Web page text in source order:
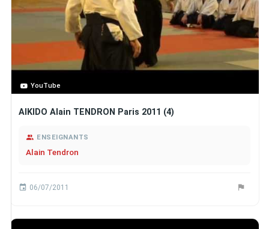
YouTube
AIKIDO Alain TENDRON Paris 2011 (4)
ENSEIGNANTS
Alain Tendron
06/07/2011